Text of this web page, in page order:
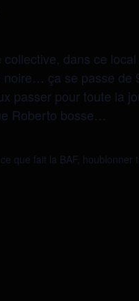
dans ce
ça se passe de
passer pour toute la
Roberto bosse…
fait la BAF, houblonner